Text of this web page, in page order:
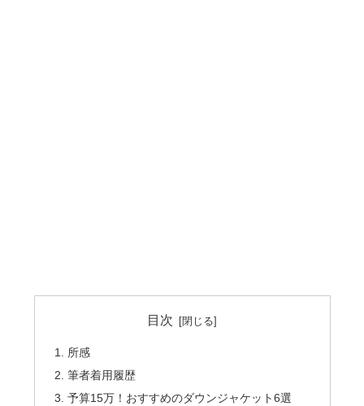
目次
所感
筆者着用履歴
予算15万！おすすめのダウンジャケット6選